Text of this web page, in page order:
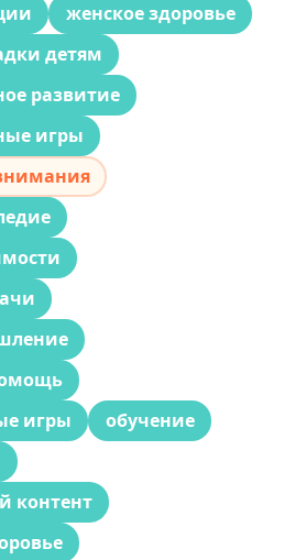
женское здоровье
детям
развитие
игры
игры
обучение
контент